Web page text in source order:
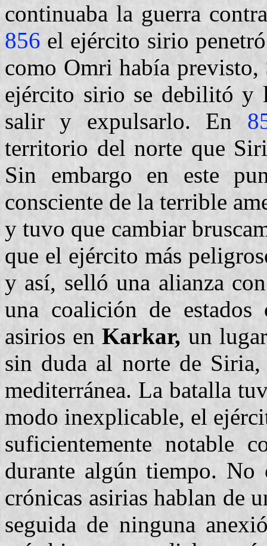
continuaba la guerra
856 el ejército sirio
como Omri había
ejército sirio se debilitó y
salir y expulsarlo. En
territorio del norte que
Sin embargo en este
consciente de la terrible
y tuvo que cambiar
que el ejército más
y así, selló una alianza
una coalición de estados
asirios enKarkar, un
sin duda al norte de Siria,
mediterránea. La batalla
modo inexplicable, el
suficientemente notable
durante algún tiempo. No
crónicas asirias hablan de
seguida de ninguna